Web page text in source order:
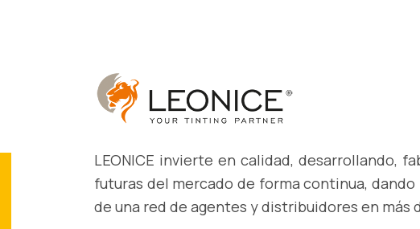
LEONICE invierte en calidad, desarrollando,
futuras del mercado de forma continua,
de una red de agentes y distribuidores en más